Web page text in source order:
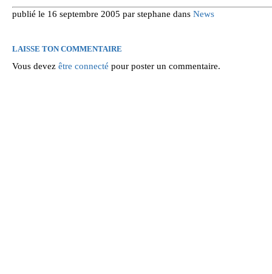
publié le 16 septembre 2005 par stephane dans News
LAISSE TON COMMENTAIRE
Vous devez être connecté pour poster un commentaire.